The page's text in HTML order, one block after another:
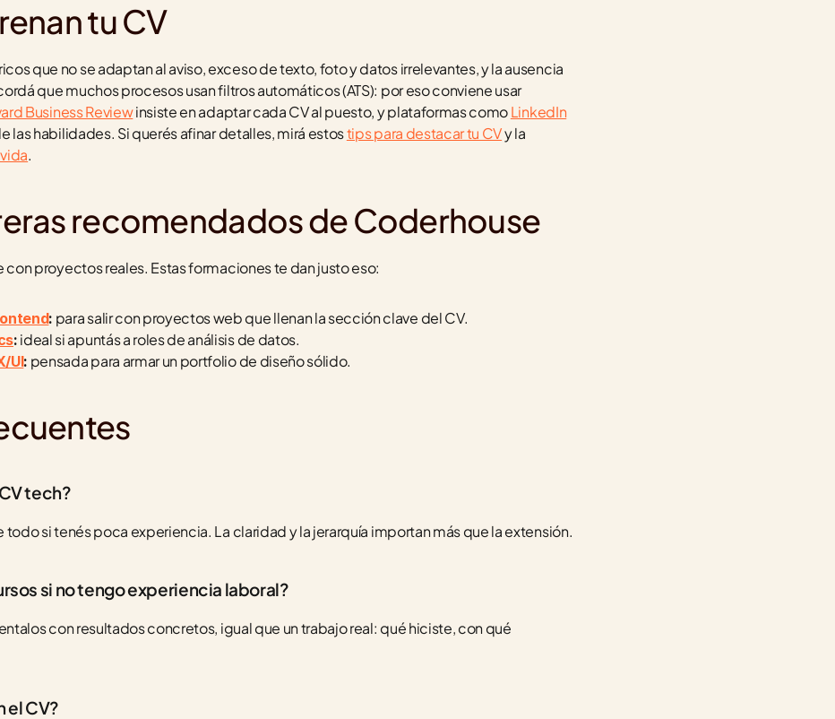
tu CV
que no se adaptan al aviso, exceso de texto, foto y datos irrelevantes, y la ausencia
que muchos procesos usan filtros automáticos (ATS): por eso conviene usar
Business Review insiste en adaptar cada CV al puesto, y plataformas como LinkedIn
las habilidades. Si querés afinar detalles, mirá estos tips para destacar tu CV y la
.
recomendados de Coderhouse
con proyectos reales. Estas formaciones te dan justo eso:
: para salir con proyectos web que llenan la sección clave del CV.
: ideal si apuntás a roles de análisis de datos.
UI: pensada para armar un portfolio de diseño sólido.
tech?
si tenés poca experiencia. La claridad y la jerarquía importan más que la extensión.
si no tengo experiencia laboral?
con resultados concretos, igual que un trabajo real: qué hiciste, con qué
el CV?